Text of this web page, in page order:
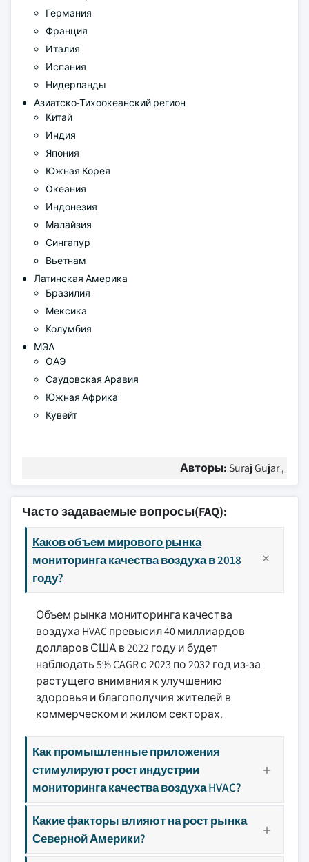
Германия
Франция
Италия
Испания
Нидерланды
Азиатско-Тихоокеанский регион
Китай
Индия
Япония
Южная Корея
Океания
Индонезия
Малайзия
Сингапур
Вьетнам
Латинская Америка
Бразилия
Мексика
Колумбия
МЭА
ОАЭ
Саудовская Аравия
Южная Африка
Кувейт
Авторы: Suraj Gujar ,
Часто задаваемые вопросы(FAQ):
Каков объем мирового рынка
мониторинга качества воздуха в 2018
году?
Объем рынка мониторинга качества
воздуха HVAC превысил 40 миллиардов
долларов США в 2022 году и будет
наблюдать 5% CAGR с 2023 по 2032 год из-за
растущего внимания к улучшению
здоровья и благополучия жителей в
коммерческом и жилом секторах.
Как промышленные приложения
стимулируют рост индустрии
мониторинга качества воздуха HVAC?
Какие факторы влияют на рост рынка
Северной Америки?